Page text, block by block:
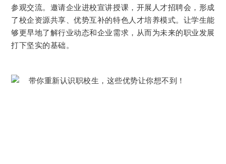
参观交流。邀请企业进校宣讲授课，开展人才招聘会，形成
了校企资源共享、优势互补的特色人才培养模式。让学生能
够更早地了解行业动态和企业需求，从而为未来的职业发展
打下坚实的基础。